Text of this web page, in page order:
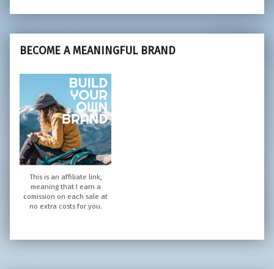
BECOME A MEANINGFUL BRAND
This is an affiliate link,
meaning that I earn a
comission on each sale at
no extra costs for you.